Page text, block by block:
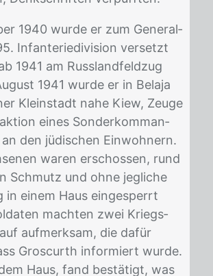
1940 wur­de er zum Ge­ne­ral­
In­fan­te­rie­di­vi­si­on ver­setzt
1941 am Russ­land­feld­zug
1941 wur­de er in Be­la­ja
Klein­stadt nahe Kiew, Zeu­ge
ei­nes Son­der­kom­man­
an den jü­di­schen Ein­woh­nern.
wa­ren er­schos­sen, rund
Schmutz und ohne jeg­li­che
in ei­nem Haus ein­ge­sperrt
mach­ten zwei Kriegs­
auf­merk­sam, die da­für
Gros­curth in­for­miert wur­de.
Haus, fand be­stä­tigt, was